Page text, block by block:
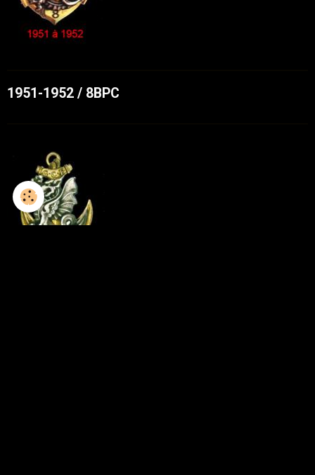
1951-1952 / 8BPC